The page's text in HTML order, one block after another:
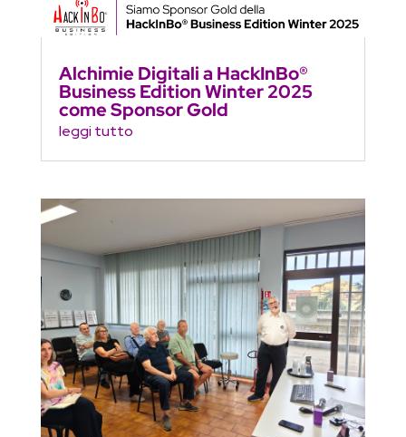
Alchimie Digitali a HackInBo®
Business Edition Winter 2025
come Sponsor Gold
leggi tutto